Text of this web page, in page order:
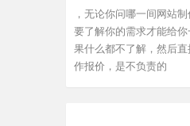
，无论你问哪一间网站
要了解你的需求才能给
果什么都不了解，然后
作报价，是不负责的